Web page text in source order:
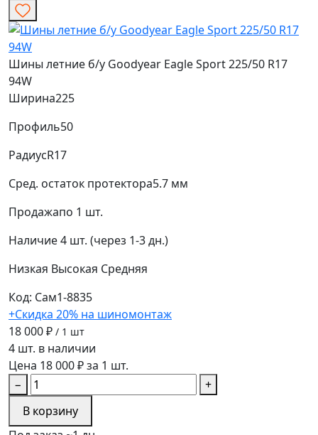
Шины летние б/у Goodyear Eagle Sport 225/50 R17
94W
Ширина225
Профиль50
РадиусR17
Сред. остаток протектора5.7 мм
Продажапо 1 шт.
Наличие4 шт. (через 1-3 дн.)
Низкая Высокая Средняя
Код: Сам1-8835
+Скидка 20% на шиномонтаж
18 000 ₽ / 1 шт
4 шт. в наличии
Цена 18 000 ₽ за 1 шт.
−
+
В корзину